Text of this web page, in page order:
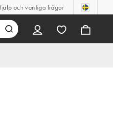
och vanliga frågor